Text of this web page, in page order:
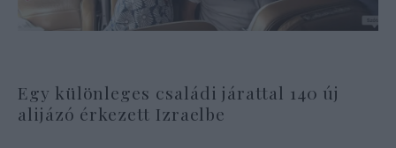
Egy különleges családi járattal 140 új
alijázó érkezett Izraelbe